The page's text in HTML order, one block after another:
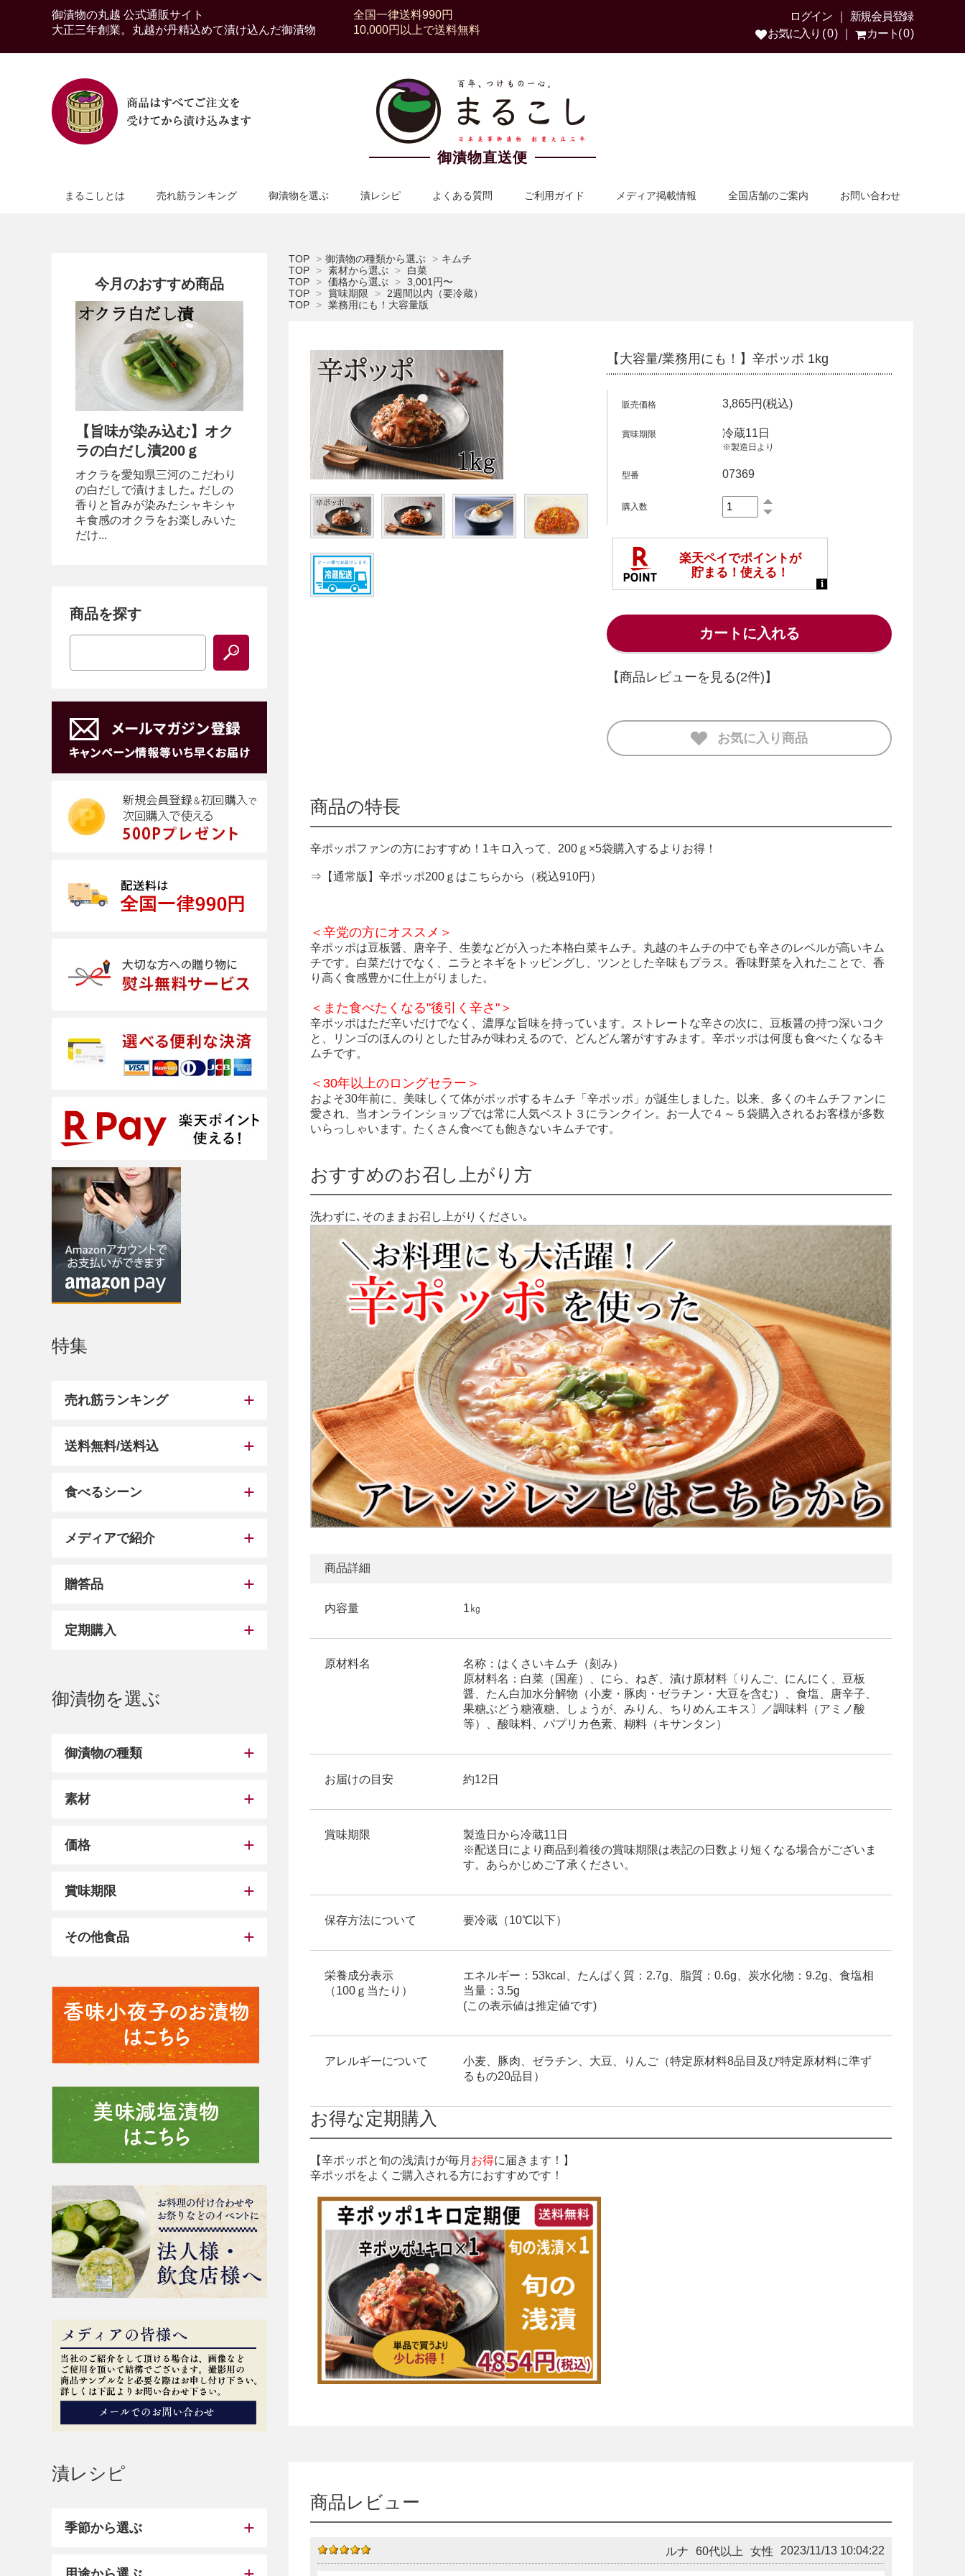
御漬物の丸越 公式通販サイト
大正三年創業。丸越が丹精込めて漬け込んだ御漬物
全国一律送料990円
10,000円以上で送料無料
新規会員登録
ログイン
カート( 0 )
お気に入り ( 0 )
御漬物直送便
まるこしとは 売れ筋ランキング 御漬物を選ぶ 漬レシピ よくある質問 ご利用ガイド メディア掲載情報 全国店舗のご案内 お問い合わせ
TOP > 御漬物の種類から選ぶ > キムチ
TOP > 素材から選ぶ >
白菜
TOP > 価格から選ぶ > 3,001円〜
TOP > 賞味期限 >
2週間以内（要冷蔵）
TOP > 業務用にも！大容量版
【大容量/業務用にも！】辛ポッポ 1kg
販売価格 3,865円(税込)
賞味期限 冷蔵11日
※製造日より
型番 07369
購入数
【商品レビューを見る(2件) 】
お気に入り商品
商品の特長
辛ポッポファンの方におすすめ！1キロ入って、200ｇ×5袋購入するよりお得！
⇒ 【通常版】辛ポッポ200ｇはこちらから（税込910円）
＜辛党の方にオススメ＞
辛ポッポは豆板醤、唐辛子、生姜などが入った本格白菜キムチ。丸越のキムチの中でも辛さのレベルが高いキム
チです。白菜だけでなく、ニラとネギをトッピングし、ツンとした辛味もプラス。香味野菜を入れたことで、香
り高く食感豊かに仕上がりました。
＜また食べたくなる"後引く辛さ"＞
辛ポッポはただ辛いだけでなく、濃厚な旨味を持っています。ストレートな辛さの次に、豆板醤の持つ深いコク
と、リンゴのほんのりとした甘みが味わえるので、どんどん箸がすすみます。辛ポッポは何度も食べたくなるキ
ムチです。
＜30年以上のロングセラー＞
およそ30年前に、美味しくて体がポッポするキムチ「辛ポッポ」が誕生しました。以来、多くのキムチファンに
愛され、当オンラインショップでは常に人気ベスト３にランクイン。お一人で４～５袋購入されるお客様が多数
いらっしゃいます。たくさん食べても飽きないキムチです。
おすすめのお召し上がり方
洗わずに､そのままお召し上がりください｡
商品詳細
内容量 1㎏
原材料名
名称：はくさいキムチ（刻み）
原材料名：白菜（国産）、にら、ねぎ、漬け原材料〔りんご、にんにく、豆板
醤、たん白加水分解物（小麦・豚肉・ゼラチン・大豆を含む）、食塩、唐辛子、
果糖ぶどう糖液糖、しょうが、みりん、ちりめんエキス〕／調味料（アミノ酸
等）、酸味料、パプリカ色素、糊料（キサンタン）
お届けの目安 約12日
賞味期限
製造日から冷蔵11日
※配送日により商品到着後の賞味期限は表記の日数より短くなる場合がございま
す。あらかじめご了承ください。
保存方法について 要冷蔵（10℃以下）
栄養成分表示
（100ｇ当たり）
エネルギー：53kcal、たんぱく質：2.7g、脂質：0.6g、炭水化物：9.2g、食塩相
当量：3.5g
(この表示値は推定値です)
アレルギーについて
小麦、豚肉、ゼラチン、大豆、りんご（特定原材料8品目及び特定原材料に準ず
るもの20品目）
お得な定期購入
【辛ポッポと旬の浅漬けが毎月 お得に届きます！】
辛ポッポをよくご購入される方におすすめです！
商品レビュー
ルナ 60代以上 女性 2023/11/13 10:04:22
今月のおすすめ商品
【旨味が染み込む】オク
ラの白だし漬200ｇ
オクラを愛知県三河のこだわり
の白だしで漬けました｡ だしの
香りと旨みが染みたシャキシャ
キ食感のオクラをお楽しみいた
だけ...
商品を探す
特集
売れ筋ランキング
送料無料/送料込
食べるシーン
メディアで紹介
贈答品
定期購入
御漬物を選ぶ
御漬物の種類
素材
価格
賞味期限
その他食品
漬レシピ
季節から選ぶ